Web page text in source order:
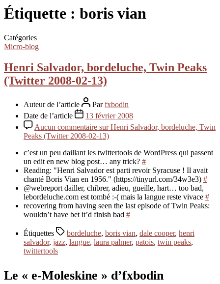
Étiquette : boris vian
Catégories
Micro-blog
Henri Salvador, bordeluche, Twin Peaks
(Twitter 2008-02-13)
Auteur de l’article Parfxbodin
Date de l’article
13 février 2008
Aucun commentaire sur Henri Salvador, bordeluche, Twin
Peaks (Twitter 2008-02-13)
c’est un peu daillant les twittertools de WordPress qui passent
un edit en new blog post… any trick? #
Reading: "Henri Salvador est parti revoir Syracuse ! Il avait
chanté Boris Vian en 1956." (https://tinyurl.com/34w3e3) #
@webreport dailler, chibrer, adieu, gueille, hart… too bad,
lebordeluche.com est tombé :-( mais la langue reste vivace #
recovering from having seen the last episode of Twin Peaks:
wouldn’t have bet it’d finish bad #
Étiquettes bordeluche, boris vian, dale cooper, henri
salvador, jazz, langue, laura palmer, patois, twin peaks,
twittertools
Le « e-Moleskine » d’fxbodin